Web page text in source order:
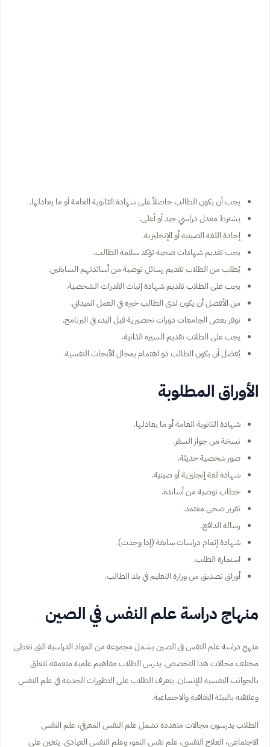
يجب أن يكون الطالب حاصلاً على شهادة الثانوية العامة أو ما يعادلها.
يشترط معدل دراسي جيد أو أعلى.
إجادة اللغة الصينية أو الإنجليزية.
يجب تقديم شهادات صحية تؤكد سلامة الطالب.
يُطلب من الطلاب تقديم رسائل توصية من أساتذتهم السابقين.
يجب على الطلاب تقديم شهادة إثبات القدرات الشخصية.
من الأفضل أن يكون لدى الطالب خبرة في العمل الميداني.
توفر بعض الجامعات دورات تحضيرية قبل البدء في البرنامج.
يجب على الطلاب تقديم السيرة الذاتية.
يُفضل أن يكون الطالب ذو اهتمام بمجال الأبحاث النفسية.
الأوراق المطلوبة
شهادة الثانوية العامة أو ما يعادلها.
نسخة من جواز السفر.
صور شخصية حديثة.
شهادة لغة إنجليزية أو صينية.
خطاب توصية من أساتذة.
تقرير صحي معتمد.
رسالة الدافع.
شهادة إتمام دراسات سابقة (إذا وجدت).
استمارة الطلب.
أوراق تصديق من وزارة التعليم في بلد الطالب.
منهاج دراسة علم النفس في الصين
منهج دراسة علم النفس في الصين يشمل مجموعة من المواد الدراسية التي تغطي
مختلف مجالات هذا التخصص. يدرس الطلاب مفاهيم علمية متعمقة تتعلق
بالجوانب النفسية للإنسان. يتعرف الطلاب على التطورات الحديثة في علم النفس
وعلاقته بالبيئة الثقافية والاجتماعية.
الطلاب يدرسون مجالات متعددة تشمل علم النفس المعرفي، علم النفس
الاجتماعي، العلاج النفسي، علم نفس النمو، وعلم النفس العيادي. يتعين على